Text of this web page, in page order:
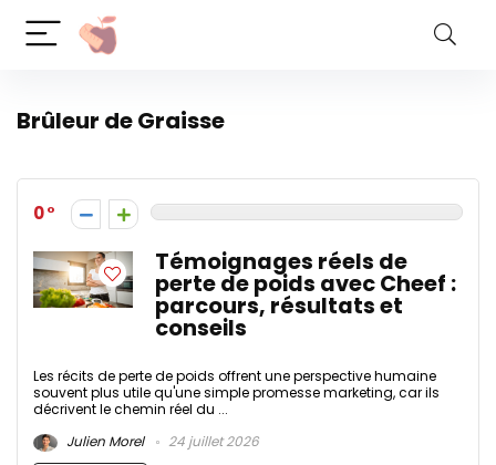
Brûleur de Graisse
0
Témoignages réels de
perte de poids avec Cheef :
parcours, résultats et
conseils
Les récits de perte de poids offrent une perspective humaine
souvent plus utile qu'une simple promesse marketing, car ils
décrivent le chemin réel du ...
Julien Morel
24 juillet 2026